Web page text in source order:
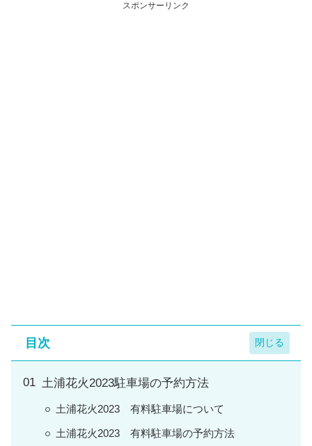
スポンサーリンク
目次
土浦花火2023駐車場の予約方法
土浦花火2023 有料駐車場について
土浦花火2023 有料駐車場の予約方法